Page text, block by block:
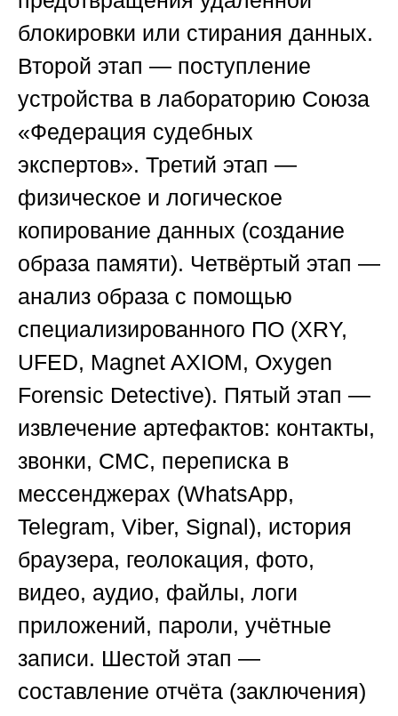
блокировки или стирания данных.
Второй этап — поступление
устройства в лабораторию Союза
«Федерация судебных
экспертов». Третий этап —
физическое и логическое
копирование данных (создание
образа памяти). Четвёртый этап —
анализ образа с помощью
специализированного ПО (XRY,
UFED, Magnet AXIOM, Oxygen
Forensic Detective). Пятый этап —
извлечение артефактов: контакты,
звонки, СМС, переписка в
мессенджерах (WhatsApp,
Telegram, Viber, Signal), история
браузера, геолокация, фото,
видео, аудио, файлы, логи
приложений, пароли, учётные
записи. Шестой этап —
составление отчёта (заключения)